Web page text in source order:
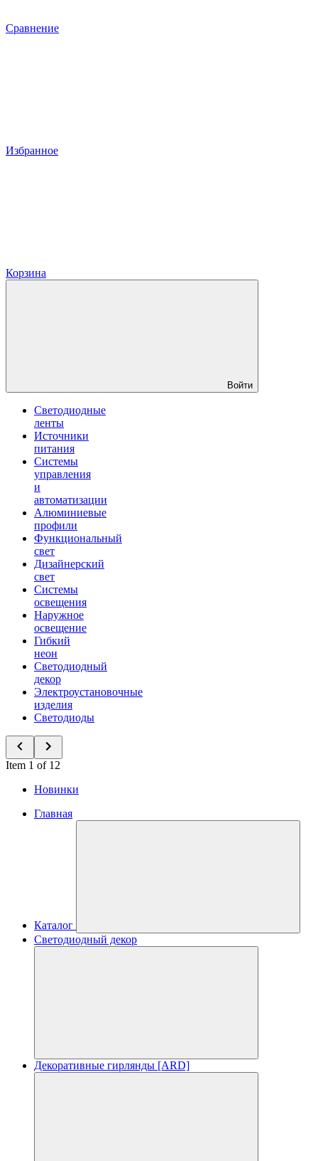
Сравнение
Избранное
Корзина
Войти
Светодиодные
ленты
Источники
питания
Системы
управления
и
автоматизации
Алюминиевые
профили
Функциональный
свет
Дизайнерский
свет
Системы
освещения
Наружное
освещение
Гибкий
неон
Светодиодный
декор
Электроустановочные
изделия
Светодиоды
Item 1 of 12
Новинки
Главная
Каталог
Светодиодный декор
Декоративные гирлянды [ARD]